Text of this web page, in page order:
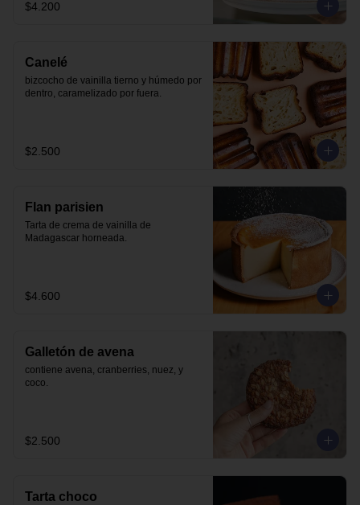
$4.200
Canelé
bizcocho de vainilla tierno y húmedo por
dentro, caramelizado por fuera.
$2.500
Flan parisien
Tarta de crema de vainilla de
Madagascar horneada.
$4.600
Galletón de avena
contiene avena, cranberries, nuez, y
coco.
$2.500
Tarta choco